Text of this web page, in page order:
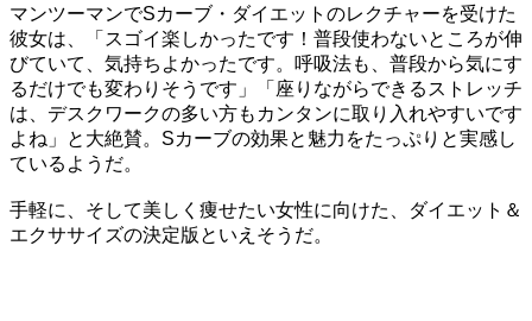
マンツーマンでSカーブ・ダイエットのレクチャーを受けた
彼女は、「スゴイ楽しかったです！普段使わないところが伸
びていて、気持ちよかったです。呼吸法も、普段から気にす
るだけでも変わりそうです」「座りながらできるストレッチ
は、デスクワークの多い方もカンタンに取り入れやすいです
よね」と大絶賛。Sカーブの効果と魅力をたっぷりと実感し
ているようだ。
手軽に、そして美しく痩せたい女性に向けた、ダイエット＆
エクササイズの決定版といえそうだ。